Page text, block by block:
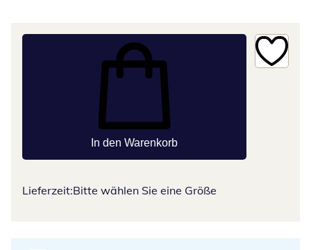
In den Warenkorb
Lieferzeit:Bitte wählen Sie eine Größe